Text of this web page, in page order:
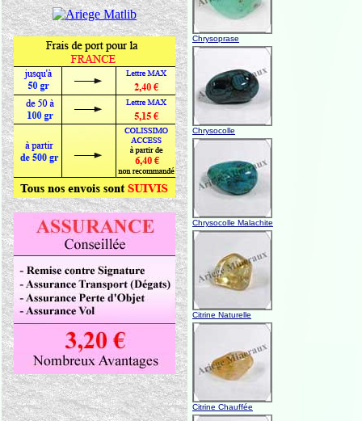
Chrysoprase
Chrysocolle
Chrysocolle Malachite
Citrine Naturelle
Citrine Chauffée